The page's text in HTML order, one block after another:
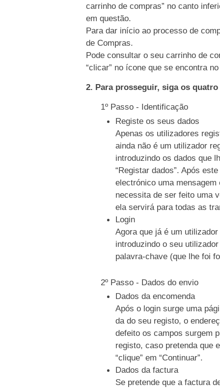
carrinho de compras” no canto
em questão.
Para dar início ao processo de
de Compras.
Pode consultar o seu carrinho de
“clicar” no ícone que se encontra
2. Para prosseguir, siga os
1º Passo - Identificação
Registe os seus dados
Apenas os utilizadores
ainda não é um utilizador
introduzindo os dados que
“Registar dados”. Após
electrónico uma
necessita de ser feito uma
ela servirá para todas as
Login
Agora que já é um
introduzindo o seu
palavra-chave (que lhe foi
2º Passo - Dados do envio
Dados da encomenda
Após o login surge uma
da do seu registo, o
defeito os campos surgem
registo, caso pretenda que
“clique” em “Continuar”.
Dados da factura
Se pretende que a factura